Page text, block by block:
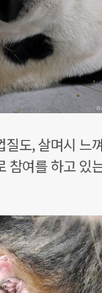
도, 살며시 느
참여를 하고 있